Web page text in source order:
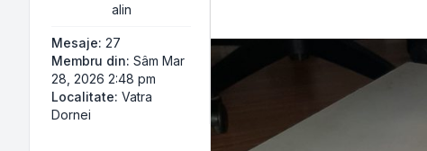
alin
Mesaje: 27
Membru din: Sâm Mar
28, 2026 2:48 pm
Localitate: Vatra
Dornei